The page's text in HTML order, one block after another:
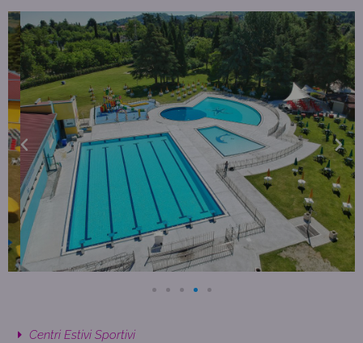
Centri Estivi Sportivi